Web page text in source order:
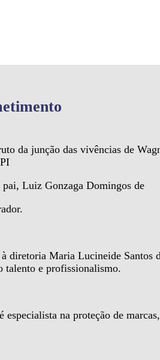
da junção das vivências de
pai, Luiz Gonzaga Domingos de
diretoria Maria Lucineide Santos
talento e profissionalismo.
especialista na proteção de